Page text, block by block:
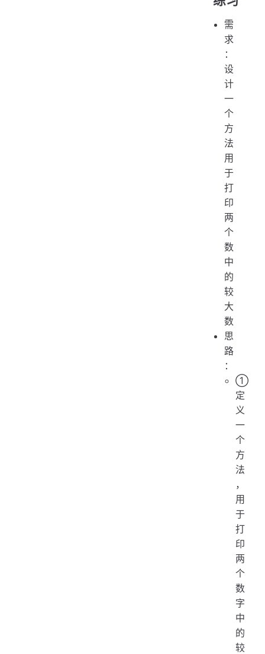
需
求
：
设
计
一
个
方
法
用
于
打
印
两
个
数
中
的
较
大
数
思
路
：
①
定
义
一
个
方
法
，
用
于
打
印
两
个
数
字
中
的
较